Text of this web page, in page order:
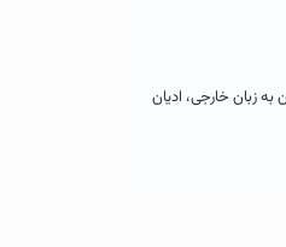
زبان‌ خارجی‌، ادیان‌